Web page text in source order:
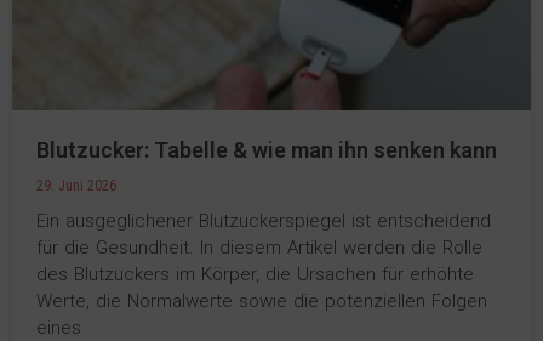
Blutzucker: Tabelle & wie man ihn senken kann
29. Juni 2026
Ein ausgeglichener Blutzuckerspiegel ist entscheidend
für die Gesundheit. In diesem Artikel werden die Rolle
des Blutzuckers im Körper, die Ursachen für erhöhte
Werte, die Normalwerte sowie die potenziellen Folgen
eines